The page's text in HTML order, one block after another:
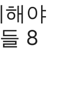
야
8